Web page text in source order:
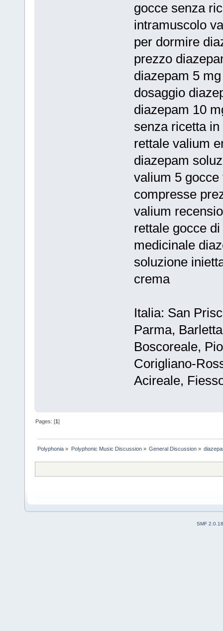
gocce senza
intramuscolo
per dormire
prezzo
diazepam 5
dosaggio
diazepam 10
senza ricetta
rettale valium
diazepam
valium 5
compresse
valium
rettale gocce
medicinale
soluzione
crema
Italia: San
Parma,
Boscoreale,
Corigliano-
Acireale,
Pages: [1]
Polyphonia » Polyphonic Music Discussion» General Discussion»
SMF 2.0.18